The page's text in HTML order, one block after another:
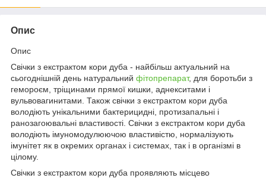
Опис
Опис
Свічки з екстрактом кори дуба - найбільш актуальний на
сьогоднішній день натуральний фітопрепарат, для боротьби з
гемороєм, тріщинами прямої кишки, аднекситами і
вульвовагинитами. Також свічки з екстрактом кори дуба
володіють унікальними бактерицидні, протизапальні і
ранозагоювальні властивості. Свічки з екстрактом кори дуба
володіють імуномодулюючою властивістю, нормалізують
імунітет як в окремих органах і системах, так і в організмі в
цілому.
Свічки з екстрактом кори дуба проявляють місцево